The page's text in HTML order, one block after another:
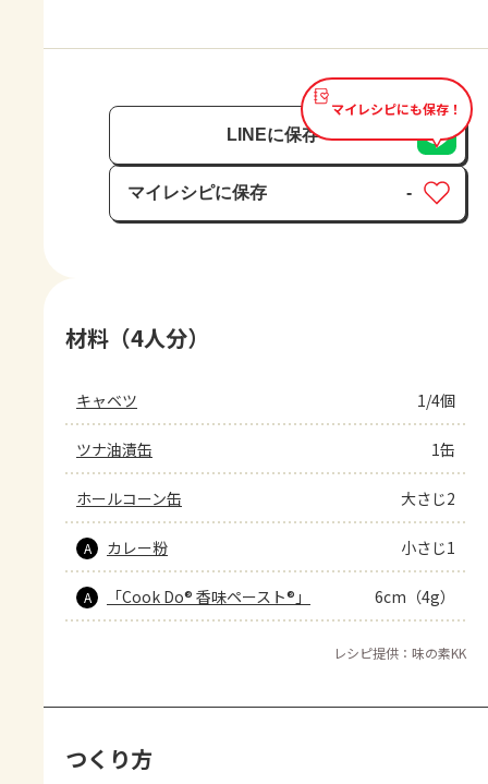
マイレシピにも保存！
LINEに保存
マイレシピに保存
保存済み
-
材料（4人分）
キャベツ 1/4個
ツナ油漬缶 1缶
ホールコーン缶 大さじ2
A カレー粉 小さじ1
A 「Cook Do® 香味ペースト®」 6cm（4g）
レシピ提供：味の素KK
つくり方